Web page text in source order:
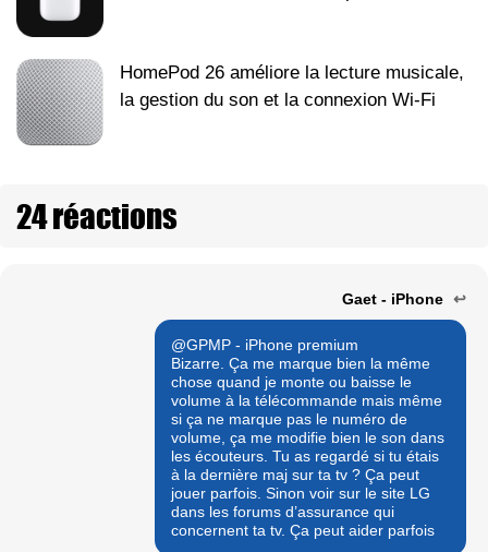
HomePod 26 améliore la lecture musicale,
la gestion du son et la connexion Wi‑Fi
24 réactions
Gaet - iPhone ↩
@GPMP - iPhone premium
Bizarre. Ça me marque bien la même
chose quand je monte ou baisse le
volume à la télécommande mais même
si ça ne marque pas le numéro de
volume, ça me modifie bien le son dans
les écouteurs. Tu as regardé si tu étais
à la dernière maj sur ta tv ? Ça peut
jouer parfois. Sinon voir sur le site LG
dans les forums d’assurance qui
concernent ta tv. Ça peut aider parfois